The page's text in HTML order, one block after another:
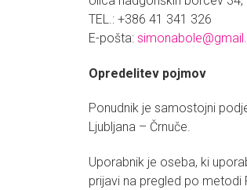
TEL.: +386 41 341 326
E-pošta:
Opredelitev pojmov
Ponudnik je samostojni
Ljubljana – Črnuče.
Uporabnik je oseba, ki
prijavi na pregled po metodi